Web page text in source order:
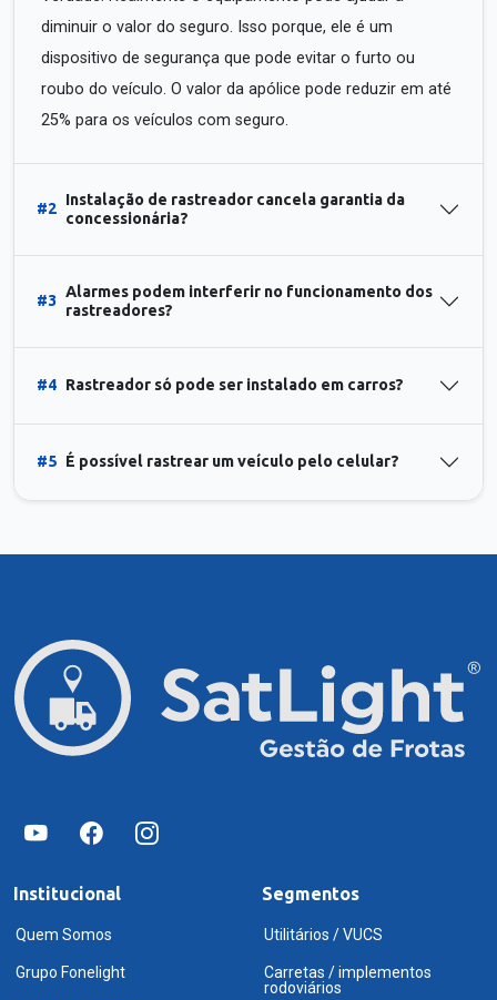
diminuir o valor do seguro. Isso porque, ele é um
dispositivo de segurança que pode evitar o furto ou
roubo do veículo. O valor da apólice pode reduzir em até
25% para os veículos com seguro.
#2
Instalação de rastreador cancela garantia da
concessionária?
#3
Alarmes podem interferir no funcionamento dos
rastreadores?
#4 Rastreador só pode ser instalado em carros?
#5 É possível rastrear um veículo pelo celular?
Institucional
Quem Somos
Grupo Fonelight
Segmentos
Utilitários / VUCS
Carretas / implementos
rodoviários